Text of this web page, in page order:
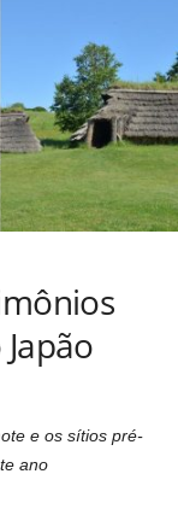
e os sítios pré-
ano